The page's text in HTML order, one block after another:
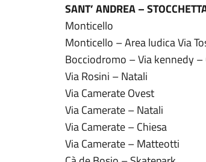
SANT’ ANDREA –
Monticello
Monticello – Area ludica Via
Bocciodromo – Via kennedy –
Via Rosini – Natali
Via Camerate Ovest
Via Camerate – Natali
Via Camerate – Chiesa
Via Camerate – Matteotti